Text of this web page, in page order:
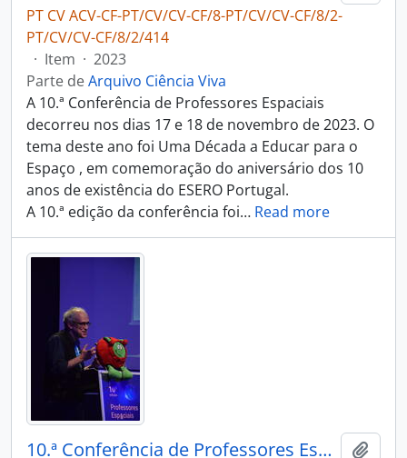
PT CV ACV-CF-PT/CV/CV-CF/8-PT/CV/CV-CF/8/2-
PT/CV/CV-CF/8/2/414
· Item · 2023
Parte deArquivo Ciência Viva
A 10.ª Conferência de Professores Espaciais
decorreu nos dias 17 e 18 de novembro de 2023. O
tema deste ano foi Uma Década a Educar para o
Espaço , em comemoração do aniversário dos 10
anos de existência do ESERO Portugal.
A 10.ª edição da conferência foi… Read more
10.ª Conferência de Professores Espaciais